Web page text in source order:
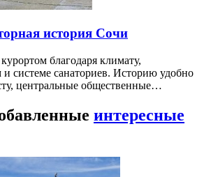
история Сочи
благодаря климату,
системе санаториев. Историю удобно
центральные общественные…
интересные